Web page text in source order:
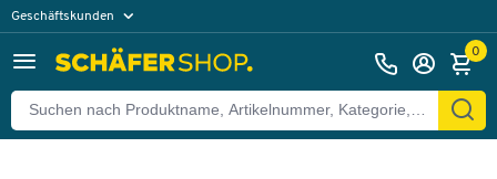
Geschäftskunden
0
Zurück